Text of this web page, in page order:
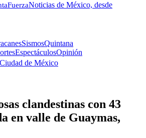
FuerzaNoticias de México, desde
SismosQuintana
EspectáculosOpinión
Ciudad de México
clandestinas con 43
en valle de Guaymas,